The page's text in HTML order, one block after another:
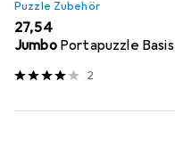
Puzzle Zubehör
EUR
27,54
Jumbo Portapuzzle Basis
2